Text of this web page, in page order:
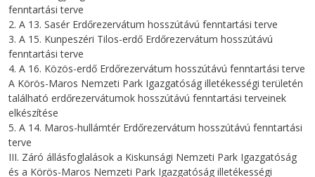
fenntartási terve
2. A 13. Sasér Erdőrezervátum hosszútávú fenntartási terve
3. A 15. Kunpeszéri Tilos-erdő Erdőrezervátum hosszútávú
fenntartási terve
4. A 16. Közös-erdő Erdőrezervátum hosszútávú fenntartási terve
A Körös-Maros Nemzeti Park Igazgatóság illetékességi területén
található erdőrezervátumok hosszútávú fenntartási terveinek
elkészítése
5. A 14. Maros-hullámtér Erdőrezervátum hosszútávú fenntartási
terve
III. Záró állásfoglalások a Kiskunsági Nemzeti Park Igazgatóság
és a Körös-Maros Nemzeti Park Igazgatóság illetékességi